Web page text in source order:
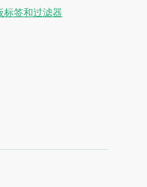
标签和过滤器